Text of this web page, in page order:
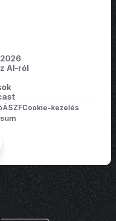
AI-ról
ÁSZFCookie-kezelés